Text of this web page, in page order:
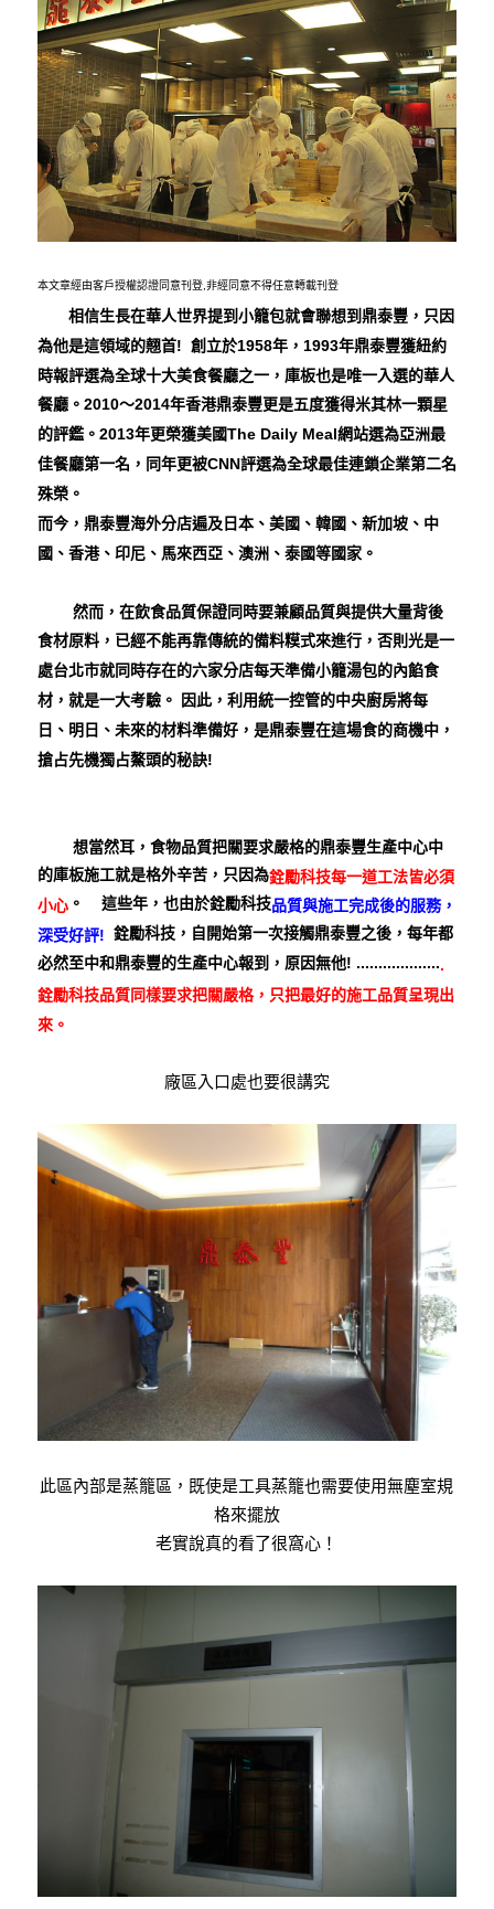
本文章經由客戶授權認證同意刊登,非經同意不得任意轉載刊登
相信生長在華人世界提到小籠包就會聯想到鼎泰豐，只因
為他是這領域的翹首! 創立於1958年，1993年鼎泰豐獲紐約
時報評選為全球十大美食餐廳之一， 庫板也是唯一入選的華人
餐廳。2010～2014年香港鼎泰豐更是五度獲得米其林一顆星
的評鑑。2013年更榮獲美國The Daily Meal網站選為亞洲最
佳餐廳第一名，同年更被CNN評選為全球最佳連鎖企業第二名
殊榮。
而今，鼎泰豐海外分店遍及日本、美國、韓國、新加坡、中
國、香港、印尼、馬來西亞、澳洲、泰國等國家。
然而，在飲食品質保證同時要兼顧品質與提供大量背後
食材原料，已經不能再靠傳統的備料糢式來進行，否則光是一
處台北市就同時存在的六家分店每天準備小籠湯包的內餡食
材，就是一大考驗。 因此，利用統一控管的中央廚房將每
日、明日、未來的材料準備好，是鼎泰豐在這場食的商機中，
搶占先機獨占鰲頭的秘訣!
想當然耳，食物品質把關要求嚴格的鼎泰豐生產中心中
的庫板施工就是格外辛苦，只因為銓勵科技每一道工法皆必須
小心。 這些年，也由於銓勵科技品質與施工完成後的服務，
深受好評! 銓勵科技，自開始第一次接觸鼎泰豐之後，每年都
必然至中和鼎泰豐的生產中心報到，原因無他! ....................
銓勵科技品質同樣要求把關嚴格，只把最好的施工品質呈現出
來。
廠區入口處也要很講究
此區內部是蒸籠區，既使是工具蒸籠也需要使用無塵室規
格來擺放
老實說真的看了很窩心！